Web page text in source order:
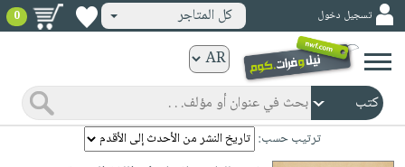
ورقية
المواضيع
صدر
حديثاً
الكترونية
تسجيل دخول كل المتاجر 0
ترتيب حسب: